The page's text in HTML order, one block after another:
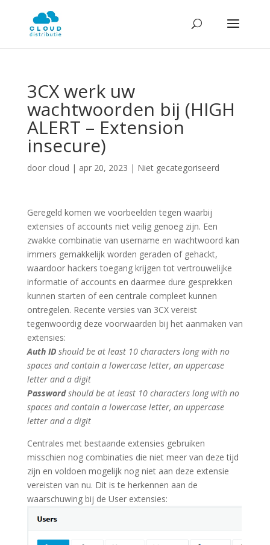
3CX werk uw
wachtwoorden bij (HIGH
ALERT – Extension
insecure)
door cloud | apr 20, 2023 | Niet gecategoriseerd
Geregeld komen we voorbeelden tegen waarbij
extensies of accounts niet veilig genoeg zijn. Een
zwakke combinatie van username en wachtwoord kan
immers gemakkelijk worden geraden of gehackt,
waardoor hackers toegang krijgen tot vertrouwelijke
informatie of accounts en daarmee dure gesprekken
kunnen starten of een centrale compleet kunnen
ontregelen. Recente versies van 3CX vereist
tegenwoordig deze voorwaarden bij het aanmaken van
extensies:
Auth IDshould be at least 10 characters long with no
spaces and contain a lowercase letter, an uppercase
letter and a digit
Passwordshould be at least 10 characters long with no
spaces and contain a lowercase letter, an uppercase
letter and a digit
Centrales met bestaande extensies gebruiken
misschien nog combinaties die niet meer van deze tijd
zijn en voldoen mogelijk nog niet aan deze extensie
vereisten van nu. Dit is te herkennen aan de
waarschuwing bij de User extensies: